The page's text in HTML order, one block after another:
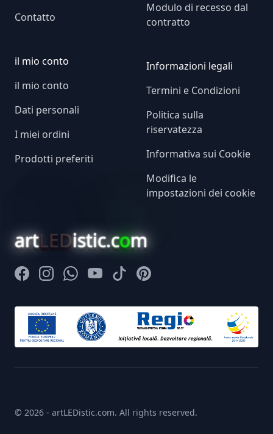
Contatto
il mio conto
il mio conto
Dati personali
I miei ordini
Prodotti preferiti
Modulo di recesso dal
contratto
Informazioni legali
Termini e Condizioni
Politica sulla
riservatezza
Informativa sui Cookie
Modifica le
impostazioni dei cookie
artLEDistic.com
FacebookInstagramWhatsappYoutubeTiktokPinterest
© 2026 - artLEDistic.com. All rights reserved.